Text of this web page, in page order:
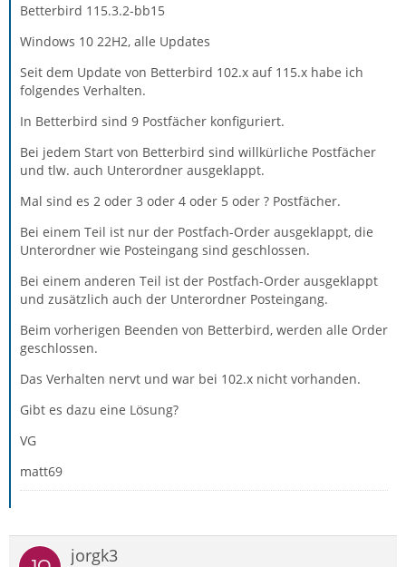
Betterbird 115.3.2-bb15
Windows 10 22H2, alle Updates
Seit dem Update von Betterbird 102.x auf 115.x habe ich
folgendes Verhalten.
In Betterbird sind 9 Postfächer konfiguriert.
Bei jedem Start von Betterbird sind willkürliche Postfächer
und tlw. auch Unterordner ausgeklappt.
Mal sind es 2 oder 3 oder 4 oder 5 oder ? Postfächer.
Bei einem Teil ist nur der Postfach-Order ausgeklappt, die
Unterordner wie Posteingang sind geschlossen.
Bei einem anderen Teil ist der Postfach-Order ausgeklappt
und zusätzlich auch der Unterordner Posteingang.
Beim vorherigen Beenden von Betterbird, werden alle Order
geschlossen.
Das Verhalten nervt und war bei 102.x nicht vorhanden.
Gibt es dazu eine Lösung?
VG
matt69
jorgk3